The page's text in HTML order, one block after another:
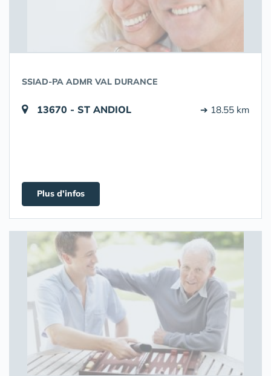
SSIAD-PA ADMR VAL DURANCE
13670 - ST ANDIOL ➔ 18.55 km
Plus d'infos